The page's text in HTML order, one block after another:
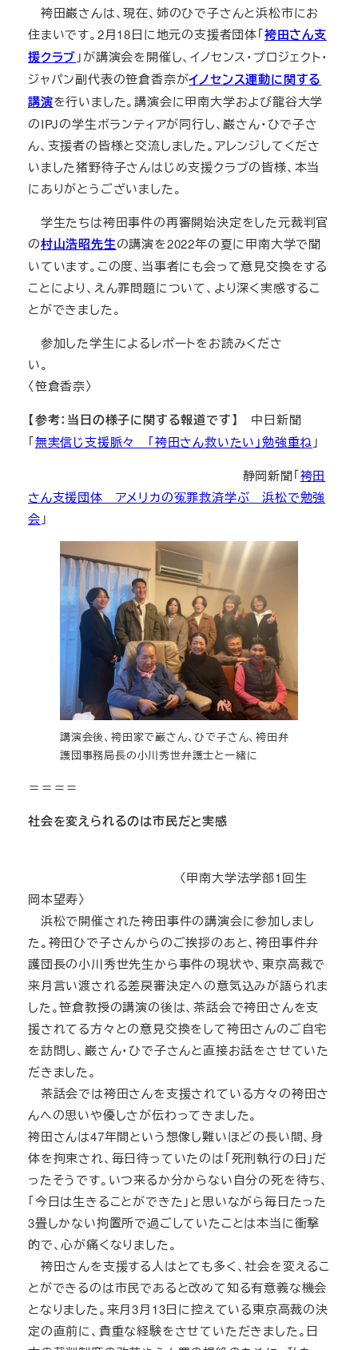
袴田巌さんは、現在、姉のひで子さんと浜松市にお
住まいです。2月18日に地元の支援者団体「袴田さん支
援クラブ」が講演会を開催し、イノセンス・プロジェクト・
ジャパン副代表の笹倉香奈がイノセンス運動に関する
講演を行いました。講演会に甲南大学および龍谷大学
のIPJの学生ボランティアが同行し、巌さん・ひで子さ
ん、支援者の皆様と交流しました。アレンジしてくださ
いました猪野待子さんはじめ支援クラブの皆様、本当
にありがとうございました。
学生たちは袴田事件の再審開始決定をした元裁判官
の村山浩昭先生の講演を2022年の夏に甲南大学で聞
いています。この度、当事者にも会って意見交換をする
ことにより、えん罪問題について、より深く実感するこ
とができました。
参加した学生によるレポートをお読みくださ
い。
〈笹倉香奈〉
【参考：当日の様子に関する報道です】 中日新聞
「無実信じ支援脈々 「袴田さん救いたい」勉強重ね」
静岡新聞「袴田
さん支援団体 アメリカの冤罪救済学ぶ 浜松で勉強
会」
講演会後、袴田家で巌さん、ひで子さん、袴田弁
護団事務局長の小川秀世弁護士と一緒に
＝＝＝＝
社会を変えられるのは市民だと実感
〈甲南大学法学部1回生
岡本望寿〉
浜松で開催された袴田事件の講演会に参加しまし
た。袴田ひで子さんからのご挨拶のあと、袴田事件弁
護団長の小川秀世先生から事件の現状や、東京高裁で
来月言い渡される差戻審決定への意気込みが語られま
した。笹倉教授の講演の後は、茶話会で袴田さんを支
援されてる方々との意見交換をして袴田さんのご自宅
を訪問し、巌さん・ひで子さんと直接お話をさせていた
だきました。
茶話会では袴田さんを支援されている方々の袴田さ
んへの思いや優しさが伝わってきました。
袴田さんは47年間という想像し難いほどの長い間、身
体を拘束され、毎日待っていたのは「死刑執行の日」だ
ったそうです。いつ来るか分からない自分の死を待ち、
「今日は生きることができた」と思いながら毎日たった
3畳しかない拘置所で過ごしていたことは本当に衝撃
的で、心が痛くなりました。
袴田さんを支援する人はとても多く、社会を変えるこ
とができるのは市民であると改めて知る有意義な機会
となりました。来月3月13日に控えている東京高裁の決
定の直前に、貴重な経験をさせていただきました。日